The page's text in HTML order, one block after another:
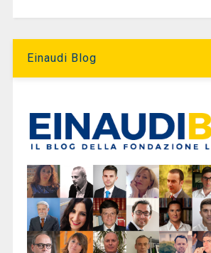
Einaudi Blog